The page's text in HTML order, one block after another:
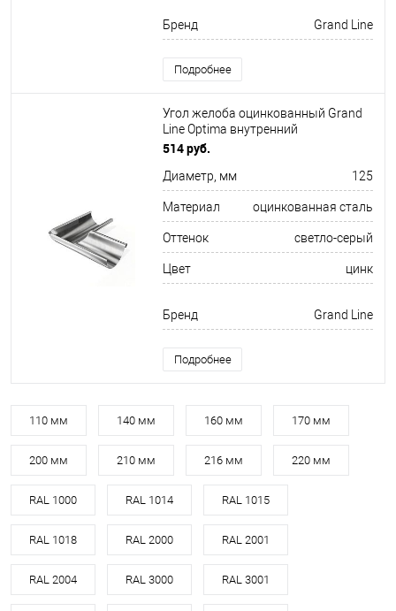
Бренд Grand Line
Подробнее
Угол желоба оцинкованный Grand
Line Optima внутренний
ф125х345мм
514 руб.
Диаметр, мм 125
Материал оцинкованная сталь
Оттенок светло-серый
Цвет цинк
Бренд Grand Line
Подробнее
110 мм 140 мм 160 мм 170 мм
200 мм 210 мм 216 мм 220 мм
RAL 1000 RAL 1014 RAL 1015
RAL 1018 RAL 2000 RAL 2001
RAL 2004 RAL 3000 RAL 3001